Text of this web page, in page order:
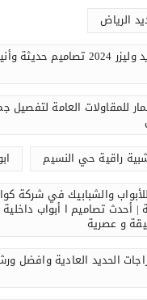
الرياض
افضل ابواب حديد وليزر 2024 تصاميم
للمقاولات العامة لتفصيل
راقية حي النسيم
والشبابيك في شركة
| أحدث تصاميم ا أبواب
و عصرية
الحديد العادية وافضل